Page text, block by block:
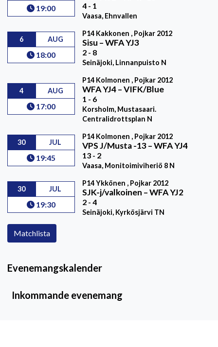
19:00 4 - 1
Vaasa, Ehnvallen
6 AUG
18:00
P14 Kakkonen , Pojkar 2012
Sisu –WFA YJ3
2 - 8
Seinäjoki, Linnanpuisto N
4 AUG
17:00
P14 Kolmonen , Pojkar 2012
WFA YJ4–VIFK/Blue
1 - 6
Korsholm, Mustasaari.
Centralidrottsplan N
30 JUL
19:45
P14 Kolmonen , Pojkar 2012
VPS J/Musta -13–WFA YJ4
13 - 2
Vaasa, Monitoimiviheriö 8 N
30 JUL
19:30
P14 Ykkönen , Pojkar 2012
SJK-j/valkoinen –WFA YJ2
2 - 4
Seinäjoki, Kyrkösjärvi TN
Matchlista
Evenemangskalender
Inkommande evenemang